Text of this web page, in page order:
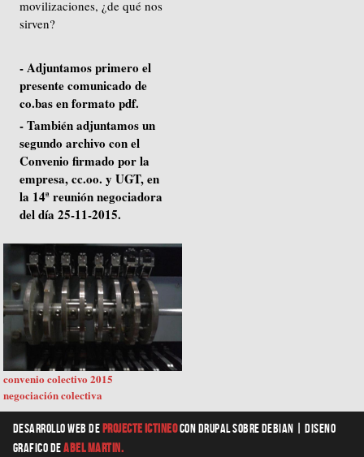
movilizaciones, ¿de qué nos
sirven?
- Adjuntamos primero el
presente comunicado de
co.bas en formato pdf.
- También adjuntamos un
segundo archivo con el
Convenio firmado por la
empresa, cc.oo. y UGT, en
la 14ª reunión negociadora
del día 25-11-2015.
convenio colectivo 2015
negociación colectiva
Desarrollo web de Projecte Ictineocon Drupal sobre Debian |diseno
graficodeAbel Martin.